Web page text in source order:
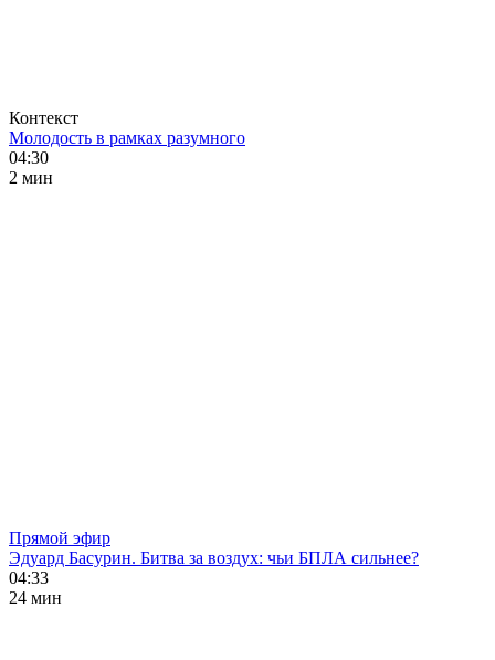
Контекст
Молодость в рамках разумного
04:30
2 мин
Прямой эфир
Эдуард Басурин. Битва за воздух: чьи БПЛА сильнее?
04:33
24 мин